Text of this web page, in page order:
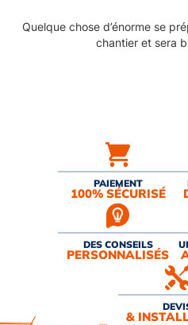
Quelque chose d’énorme se
chantier et sera
PAIEMENT
100% SÉCURISÉ
DES CONSEILS
PERSONNALISÉS
&